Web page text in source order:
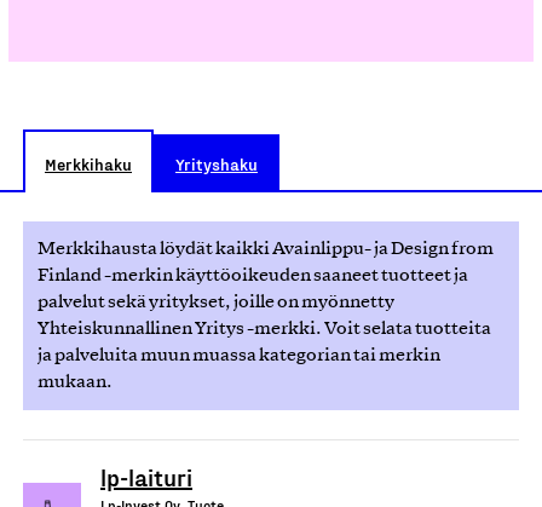
Merkkihaku Yrityshaku
Merkkihausta löydät kaikki Avainlippu- ja Design from
Finland -merkin käyttöoikeuden saaneet tuotteet ja
palvelut sekä yritykset, joille on myönnetty
Yhteiskunnallinen Yritys -merkki. Voit selata tuotteita
ja palveluita muun muassa kategorian tai merkin
mukaan.
lp-laituri